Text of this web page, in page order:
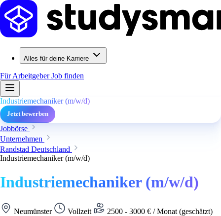
Alles für deine Karriere
Für ArbeitgeberJob finden
Industriemechaniker (m/w/d)
Jetzt bewerben
Jobbörse
Unternehmen
Randstad Deutschland
Industriemechaniker (m/w/d)
Industriemechaniker (m/w/d)
Neumünster Vollzeit
2500 - 3000 € / Monat (geschätzt)